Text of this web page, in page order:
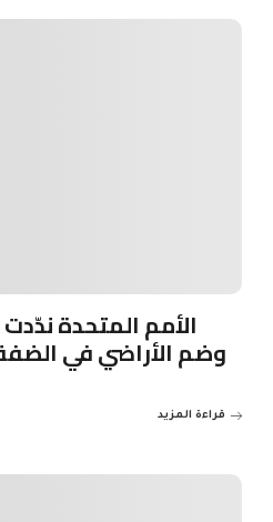
الأمم المتحدة
وضم الأراضي في
قراءة المزيد